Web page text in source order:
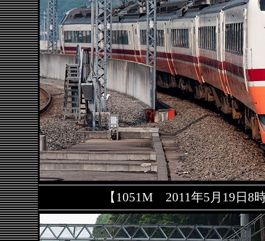
【1051M 2011年5月19日8